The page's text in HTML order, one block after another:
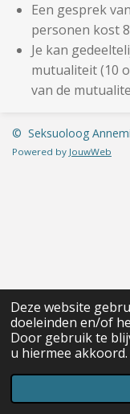
Deze website
doeleinden en/of
Door gebruik te
u hiermee akkoord.
Een gesprek
personen kost
Je kan
mutualiteit (10
van de
© Seksuoloog
Powered by JouwWeb